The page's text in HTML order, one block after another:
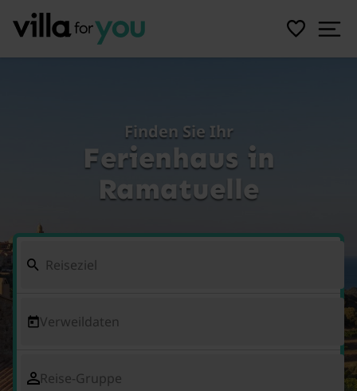
Finden Sie Ihr
Ferienhaus in
Ramatuelle
Verweildaten
Reise-Gruppe